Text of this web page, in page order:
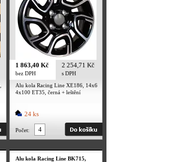
1 863,40 Kč
bez DPH
2 254,71 Kč
s DPH
Alu kola Racing Line XE186, 14x6
4x100 ET35, černá + leštění
24 ks
Počet:
Alu kola Racing Line BK715,